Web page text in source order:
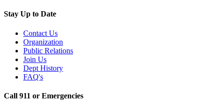
Stay Up to Date
Contact Us
Organization
Public Relations
Join Us
Dept History
FAQ's
Call 911 or Emergencies